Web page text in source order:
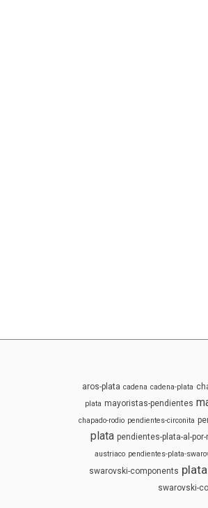
aros-plata cadena cadena-plata
plata mayoristas-pendientes
chapado-rodio pendientes-circonita
plata pendientes-plata-al-
austriaco pendientes-plata-
swarovski-components plata
swarovski-